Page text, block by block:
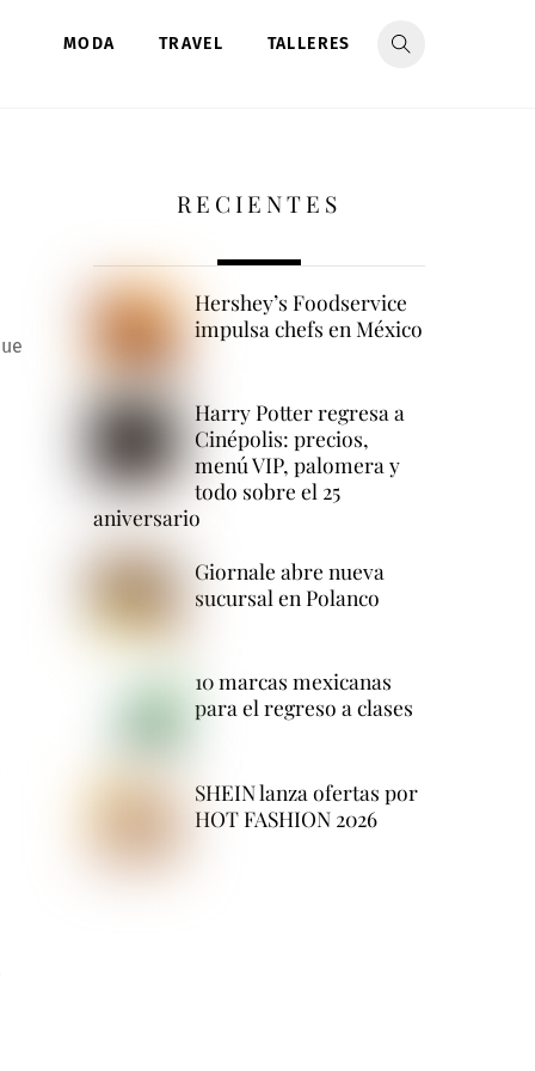
MODA TRAVEL TALLERES
RECIENTES
Hershey’s Foodservice
impulsa chefs en México
Harry Potter regresa a
Cinépolis: precios,
menú VIP, palomera y
todo sobre el 25
aniversario
Giornale abre nueva
sucursal en Polanco
10 marcas mexicanas
para el regreso a clases
SHEIN lanza ofertas por
HOT FASHION 2026